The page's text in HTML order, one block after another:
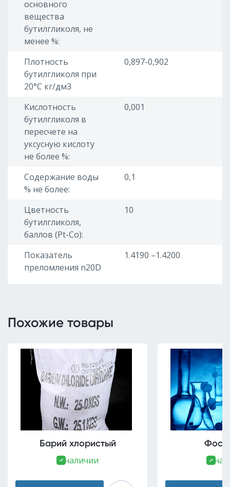
основного
вещества
бутилгликоля, не
менее %:
Плотность
бутилгликоля при
20°С кг/дм3
0,897-0,902
Кислотность
бутилгликоля в
пересчете на
уксусную кислоту
не более %:
0,001
Содержание воды
% не более:
0,1
Цветность
бутилгликоля,
баллов (Pt-Co):
10
Показатель
преломления n20D
1.4190 –1.4200
Похожие товары
Барий хлористый
В наличии
В